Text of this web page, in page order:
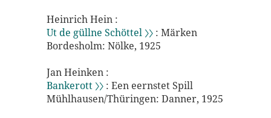
Heinrich Hein :
Ut de güllne Schöttel 〉〉 : Märken
Bordesholm: Nölke, 1925
Jan Heinken :
Bankerott 〉〉 : Een eernstet Spill
Mühlhausen/Thüringen: Danner, 1925